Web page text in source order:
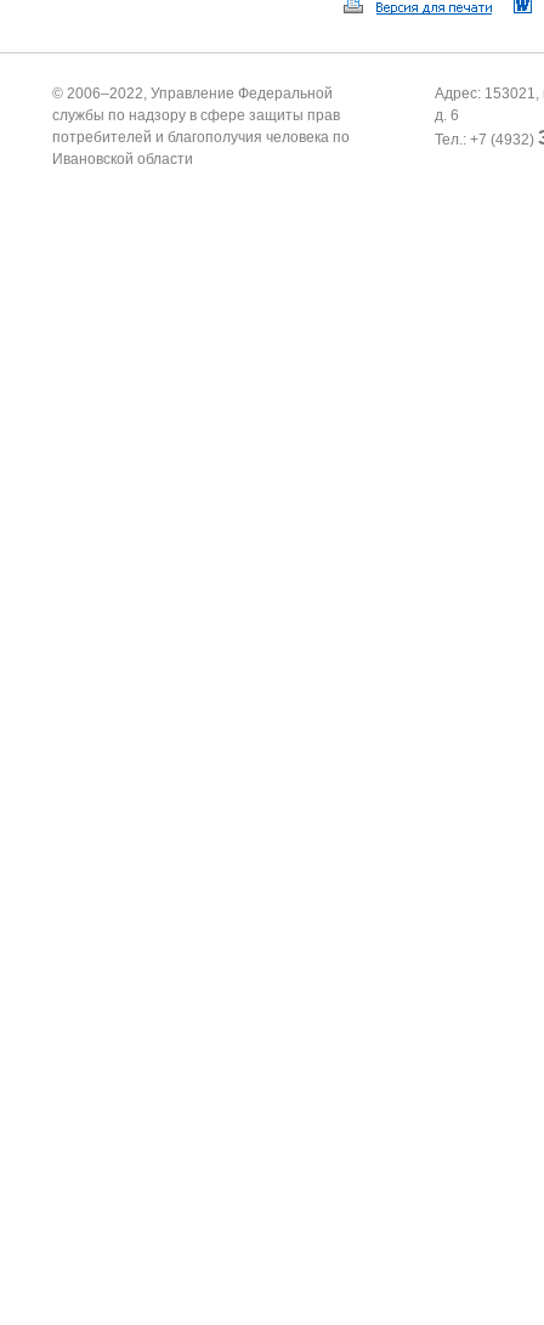
© 2006–2022, Управление Федеральной
службы по надзору в сфере защиты прав
потребителей и благополучия человека по
Ивановской области
Адрес: 153021,
д. 6
Тел.: +7 (4932)